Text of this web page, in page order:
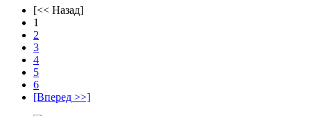
[<< Назад]
1
2
3
4
5
6
[Вперед >>]